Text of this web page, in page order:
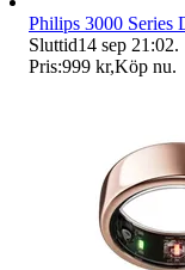
Philips 3000 Series
Sluttid14 sep 21:02.
Pris:999 kr,Köp nu.